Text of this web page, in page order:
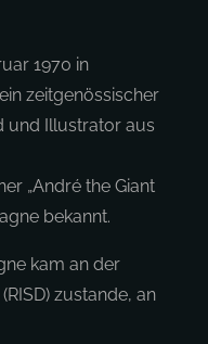
1970 in
zeitgenössischer
und Illustrator aus
„André the Giant
bekannt.
kam an der
zustande, an